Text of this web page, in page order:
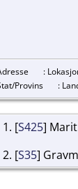
:
Provins
:
[S425]
[S35]